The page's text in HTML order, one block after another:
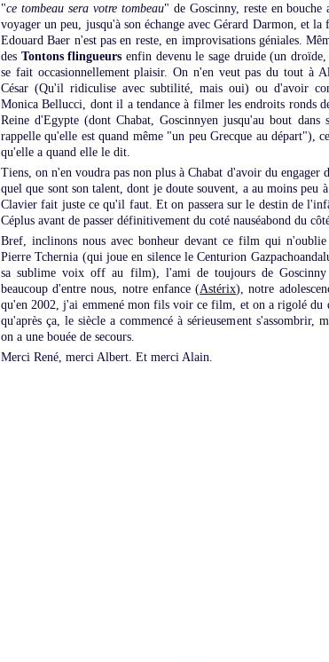
"ce tombeau sera votre tombeau" de Goscinny, reste en
voyager un peu, jusqu'à son échange avec Gérard Darmon, et la
Edouard Baer n'est pas en reste, en improvisations géniales.
des Tontons flingueurs enfin devenu le sage druide (un
se fait occasionnellement plaisir. On n'en veut pas du tout à
César (Qu'il ridiculise avec subtilité, mais oui) ou d'avoir
Monica Bellucci, dont il a tendance à filmer les endroits ronds
Reine d'Egypte (dont Chabat, Goscinnyen jusqu'au bout dans
rappelle qu'elle est quand même "un peu Grecque au départ"),
qu'elle a quand elle le dit.
Tiens, on n'en voudra pas non plus à Chabat d'avoir du engager
quel que sont son talent, dont je doute souvent, a au moins
Clavier fait juste ce qu'il faut. Et on passera sur le destin de
Céplus avant de passer définitivement du coté nauséabond du
Bref, inclinons nous avec bonheur devant ce film qui
Pierre Tchernia (qui joue en silence le Centurion
sa sublime voix off au film), l'ami de toujours de
beaucoup d'entre nous, notre enfance (Astérix), notre
qu'en 2002, j'ai emmené mon fils voir ce film, et on a rigolé du
qu'après ça, le siècle a commencé à sérieusement s'assombrir,
on a une bouée de secours.
Merci René, merci Albert. Et merci Alain.